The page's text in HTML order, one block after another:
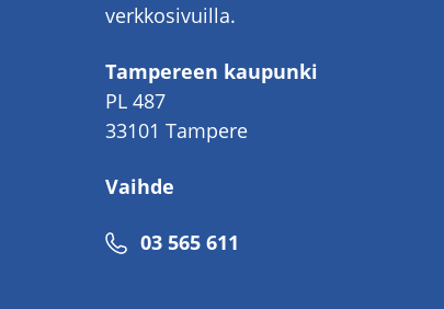
verkkosivuilla.
Tampereen kaupunki
PL 487
33101 Tampere
Vaihde
Puhelinnumero
03 565 611